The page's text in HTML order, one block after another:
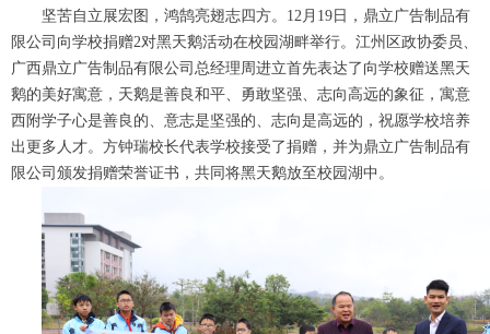
坚苦自立展宏图，鸿鹄亮翅志四方。12月19日，鼎立广告制品有
限公司向学校捐赠2对黑天鹅活动在校园湖畔举行。江州区政协委员、
广西鼎立广告制品有限公司总经理周进立首先表达了向学校赠送黑天
鹅的美好寓意，天鹅是善良和平、勇敢坚强、志向高远的象征，寓意
西附学子心是善良的、意志是坚强的、志向是高远的，祝愿学校培养
出更多人才。方钟瑞校长代表学校接受了捐赠，并为鼎立广告制品有
限公司颁发捐赠荣誉证书，共同将黑天鹅放至校园湖中。